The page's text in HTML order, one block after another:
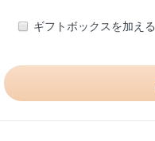
ギフトボックスを加える